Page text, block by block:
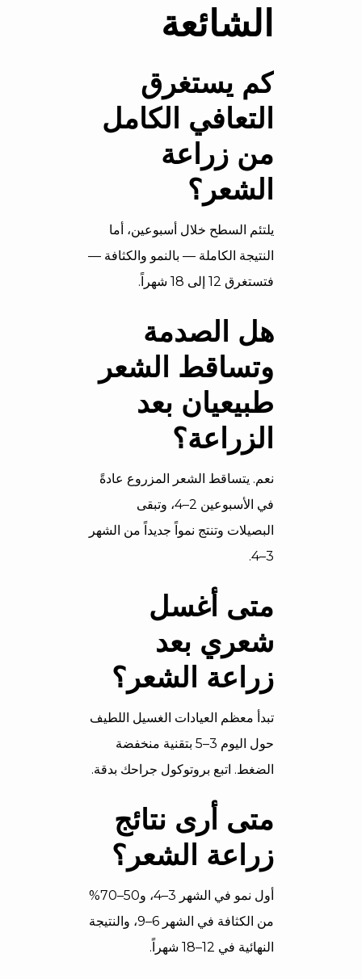
الشائعة
كم يستغرق
التعافي الكامل
من زراعة
الشعر؟
يلتئم السطح خلال أسبوعين، أما
النتيجة الكاملة — بالنمو والكثافة —
فتستغرق 12 إلى 18 شهراً.
هل الصدمة
وتساقط الشعر
طبيعيان بعد
الزراعة؟
نعم. يتساقط الشعر المزروع عادةً
في الأسبوعين 2–4، وتبقى
البصيلات وتنتج نمواً جديداً من الشهر
3–4.
متى أغسل
شعري بعد
زراعة الشعر؟
تبدأ معظم العيادات الغسيل اللطيف
حول اليوم 3–5 بتقنية منخفضة
الضغط. اتبع بروتوكول جراحك بدقة.
متى أرى نتائج
زراعة الشعر؟
أول نمو في الشهر 3–4، و50–70%
من الكثافة في الشهر 6–9، والنتيجة
النهائية في 12–18 شهراً.